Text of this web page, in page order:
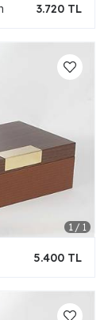
3.720 TL
5.400 TL